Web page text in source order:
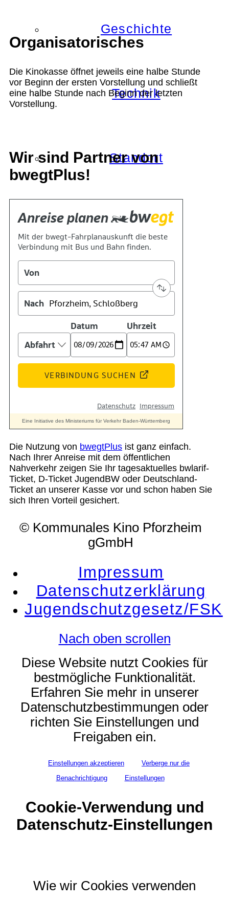
Geschichte
Technik
Standort
Verein
Suche
Menü Menü
Organisatorisches
Die Kinokasse öffnet jeweils eine halbe Stunde
vor Beginn der ersten Vorstellung und schließt
eine halbe Stunde nach Beginn der letzten
Vorstellung.
Wir sind Partner von
bwegtPlus!
Die Nutzung von bwegtPlus ist ganz einfach.
Nach Ihrer Anreise mit dem öffentlichen
Nahverkehr zeigen Sie Ihr tagesaktuelles bwlarif-
Ticket, D-Ticket JugendBW oder Deutschland-
Ticket an unserer Kasse vor und schon haben Sie
sich Ihren Vorteil gesichert.
© Kommunales Kino Pforzheim
gGmbH
Impressum
Datenschutzerklärung
Jugendschutzgesetz/FSK
Nach oben scrollen
Diese Website nutzt Cookies für
bestmögliche Funktionalität.
Erfahren Sie mehr in unserer
Datenschutzbestimmungen oder
richten Sie Einstellungen und
Freigaben ein.
Einstellungen akzeptieren
Verberge nur die
Benachrichtigung
Einstellungen
Cookie-Verwendung und
Datenschutz-Einstellungen
Wie wir Cookies verwenden